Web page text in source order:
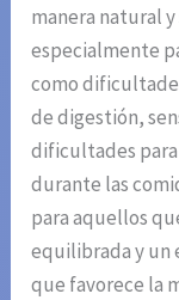
manera natural
especialmente
como
de digestión,
dificultades para
durante las
para aquellos
equilibrada y un
que favorece la